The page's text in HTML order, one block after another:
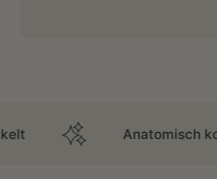
Anatomisch korrekt